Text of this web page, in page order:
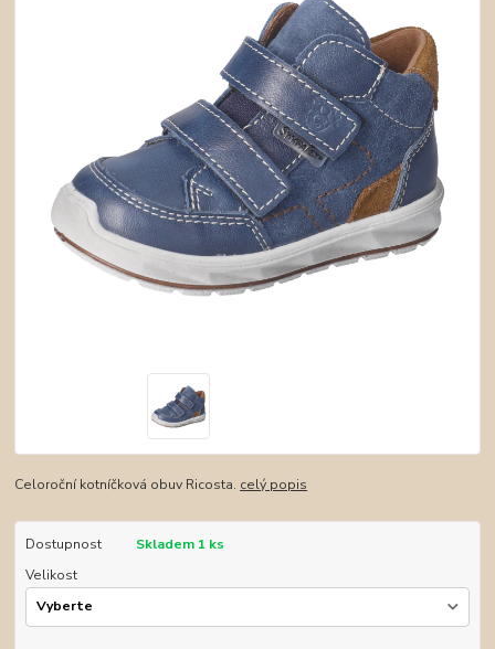
Celoroční kotníčková obuv Ricosta. celý popis
Dostupnost
Skladem 1 ks
Velikost